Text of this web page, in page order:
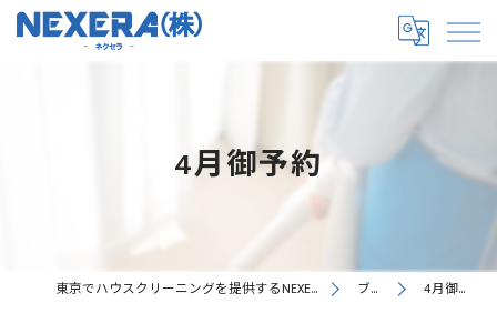
4月御予約
東京でハウスクリーニングを提供するNEXERA株式会社 ブログ 4月御予約